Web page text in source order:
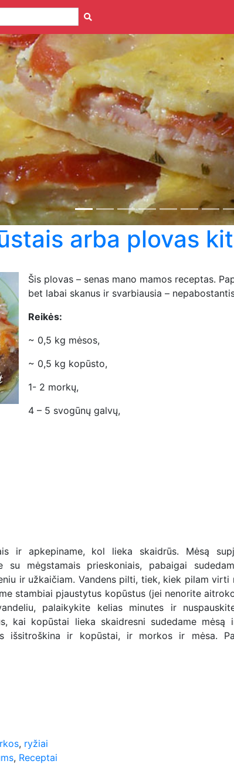
arba plovas
Šis plovas – senas mano mamos receptas.
bet labai skanus ir svarbiausia –
Reikės:
~ 0,5 kg mėsos,
~ 0,5 kg kopūsto,
1- 2 morkų,
4 – 5 svogūnų galvų,
ir apkepiname, kol lieka skaidrūs. Mėsą
su mėgstamais prieskoniais, pabaigai
ir užkaičiam. Vandens pilti, tiek, kiek pilam virti
stambiai pjaustytus kopūstus (jei nenorite
palaikykite kelias minutes ir
kai kopūstai lieka skaidresni sudedame mėsą
išsitroškina ir kopūstai, ir morkos ir mėsa.
, ryžiai
, Receptai